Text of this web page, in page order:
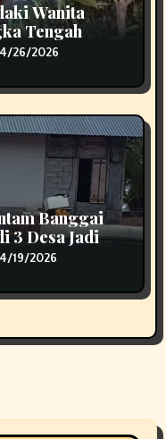
Wanita
Tengah
26/2026
Banggai
3 Desa Jadi
19/2026